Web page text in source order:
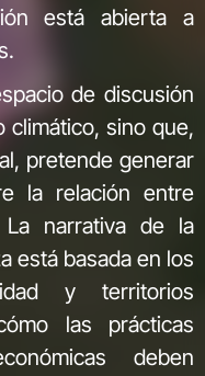
está abierta a
de discusión
climático, sino que,
pretende generar
la relación entre
narrativa de la
está basada en los
y territorios
las prácticas
deben